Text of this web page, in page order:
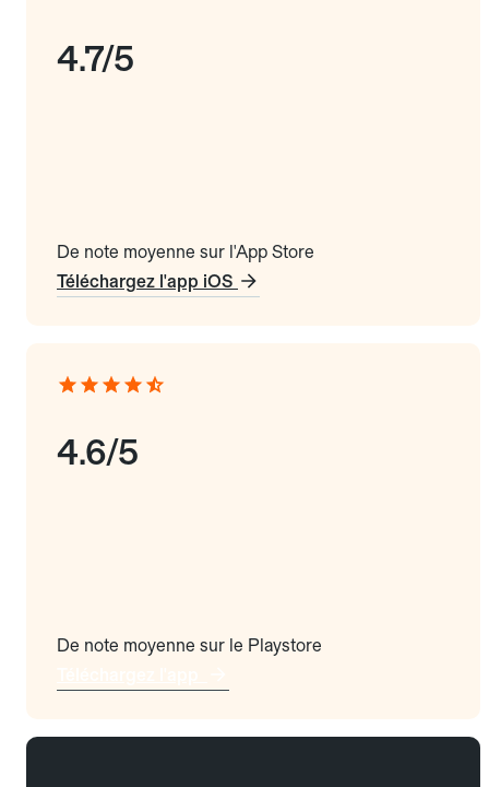
4.7/5
De note moyenne sur l'App Store
Téléchargez l'app iOS
4.6/5
De note moyenne sur le Playstore